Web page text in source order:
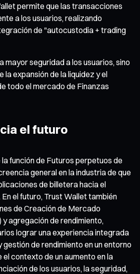
permite que las transacciones
a los usuarios, realizando
de "autocustodia + trading
mayor seguridad a los usuarios, sino
la expansión de la liquidez y el
todo el mercado de Finanzas
el futuro
función de Futuros perpetuos de
general en la industria de que
de billetera hacia el
el futuro, Trust Wallet también
de Creación de Mercado
agregación de rendimiento,
lograr una experiencia integrada
de rendimiento en un entorno
contexto de un aumento en la
de los usuarios, la seguridad,